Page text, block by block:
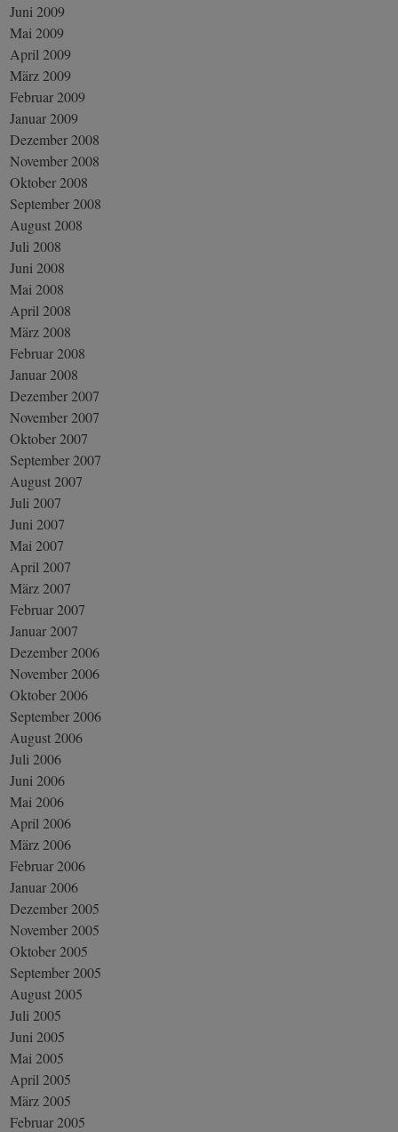
Juni 2009
Mai 2009
April 2009
März 2009
Februar 2009
Januar 2009
Dezember 2008
November 2008
Oktober 2008
September 2008
August 2008
Juli 2008
Juni 2008
Mai 2008
April 2008
März 2008
Februar 2008
Januar 2008
Dezember 2007
November 2007
Oktober 2007
September 2007
August 2007
Juli 2007
Juni 2007
Mai 2007
April 2007
März 2007
Februar 2007
Januar 2007
Dezember 2006
November 2006
Oktober 2006
September 2006
August 2006
Juli 2006
Juni 2006
Mai 2006
April 2006
März 2006
Februar 2006
Januar 2006
Dezember 2005
November 2005
Oktober 2005
September 2005
August 2005
Juli 2005
Juni 2005
Mai 2005
April 2005
März 2005
Februar 2005